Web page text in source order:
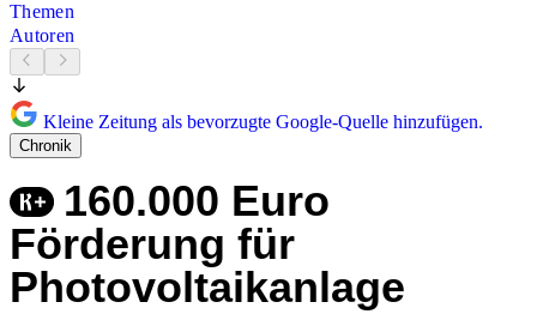
Themen
Autoren
Kleine Zeitung als bevorzugte Google-Quelle hinzufügen.
Chronik
160.000 Euro
Förderung für
Photovoltaikanlage